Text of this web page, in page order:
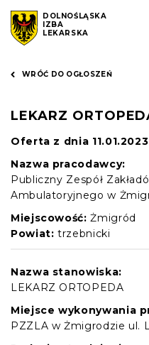
DOLNOŚLĄSKA
IZBA
LEKARSKA
WRÓĆ DO OGŁOSZEŃ
LEKARZ
Oferta z dnia
Nazwa pracodawcy:
Publiczny Zespół
Ambulatoryjnego w
Miejscowość: Żmigród
Powiat: trzebnicki
Nazwa stanowiska:
LEKARZ ORTOPEDA
Miejsce wykonywania
PZZLA w Żmigrodzie ul.